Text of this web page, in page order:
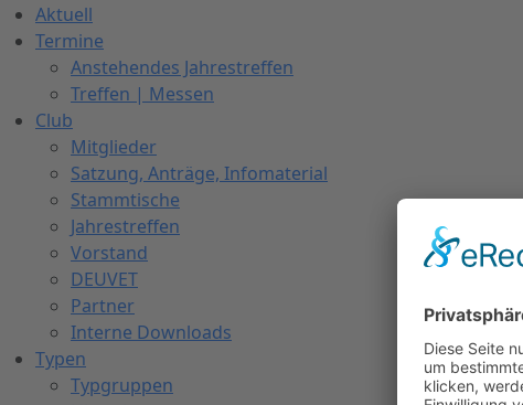
Aktuell
Termine
Anstehendes Jahrestreffen
Treffen | Messen
Club
Mitglieder
Satzung, Anträge, Infomaterial
Stammtische
Jahrestreffen
Vorstand
DEUVET
Partner
Interne Downloads
Typen
Typgruppen